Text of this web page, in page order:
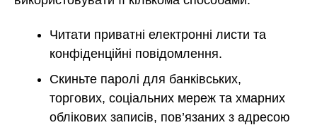
Читати приватні електронні листи та
конфіденційні повідомлення.
Скиньте паролі для банківських,
торгових, соціальних мереж та хмарних
облікових записів, пов’язаних з адресою